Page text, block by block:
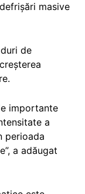
masive
de
importante
a
perioada
a adăugat